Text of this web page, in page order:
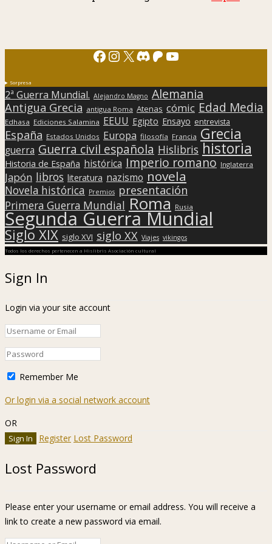
Facebook
Instagram
X Discord
Patreon
YouTube
Sorpresa
2ª Guerra Mundial. Alejandro Magno Alemania
Antigua Grecia antigua Roma Atenas cómic Edad Media
Edhasa Ediciones Salamina EEUU Egipto Ensayo entrevista
España Estados Unidos Europa filosofía Francia Grecia
guerra Guerra civil española Hislibris historia
Historia de España histórica Imperio romano Inglaterra
Japón libros literatura nazismo novela
Novela histórica Premios presentación
Primera Guerra Mundial Roma Rusia
Segunda Guerra Mundial
Siglo XIX siglo XVI siglo XX Viajes vikingos
Todos los derechos pertenecen a Hislibris Asociación cultural
Sign In
Login via your site account
Remember Me
Or login via a social network account
OR
Register Lost Password
Lost Password
Please enter your username or email address. You will receive a
link to create a new password via email.